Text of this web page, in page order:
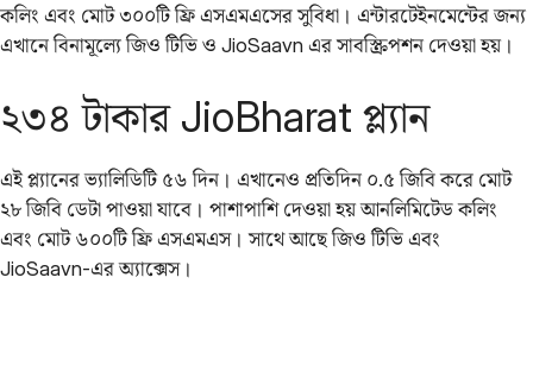
কলিং এবং মোট ৩০০টি ফ্রি এসএমএসের সুবিধা। এন্টারটেইনমেন্টের জন্য
এখানে বিনামূল্যে জিও টিভি ও JioSaavn এর সাবস্ক্রিপশন দেওয়া হয়।
২৩৪ টাকার JioBharat প্ল্যান
এই প্ল্যানের ভ্যালিডিটি ৫৬ দিন। এখানেও প্রতিদিন ০.৫ জিবি করে মোট
২৮ জিবি ডেটা পাওয়া যাবে। পাশাপাশি দেওয়া হয় আনলিমিটেড কলিং
এবং মোট ৬০০টি ফ্রি এসএমএস। সাথে আছে জিও টিভি এবং
JioSaavn-এর অ্যাক্সেস।